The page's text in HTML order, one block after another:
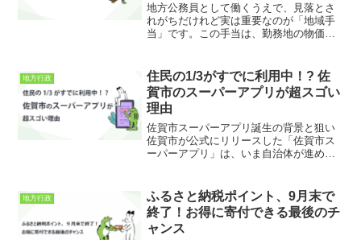
地方公務員として働くうえで、見落とさ
れがちだけれど実は重要なのが「地域手
当」です。この手当は、勤務地の物価や
に大きな差があります。たとえば東京都
特別区では20％の支給率...
地方行政
住民の1/3がすでに利用中！? 佐
賀市のスーパーアプリが超スゴい
理由
佐賀市スーパーアプリ誕生の背景と狙い
佐賀市が公式にリリースした「佐賀市ス
ーパーアプリ」は、いま自治体が進める
全国的にも大きな注目を集めています。
そもそも「スーパーアプリ...
地方行政
ふるさと納税ポイント、9月末で
終了！お得に寄付できる最後のチ
ャンス